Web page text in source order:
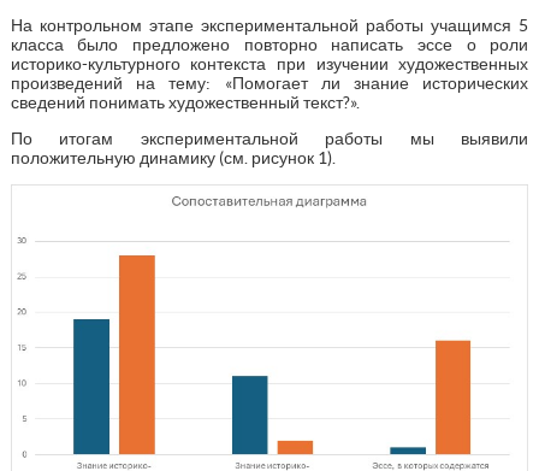
На контрольном этапе экспериментальной работы учащимся 5
класса было предложено повторно написать эссе о роли
историко-культурного контекста при изучении художественных
произведений на тему: «Помогает ли знание исторических
сведений понимать художественный текст?».
По итогам экспериментальной работы мы выявили
положительную динамику (см. рисунок 1).